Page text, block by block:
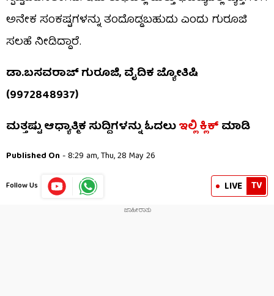
ಅನೇಕ ಸಂಕಷ್ಟಗಳನ್ನು ತಂದೊಡ್ಡಬಹುದು ಎಂದು ಗುರೂಜಿ
ಸಲಹೆ ನೀಡಿದ್ದಾರೆ.
ಡಾ.ಬಸವರಾಜ್ ಗುರೂಜಿ, ವೈದಿಕ ಜ್ಯೋತಿಷಿ
(9972848937)
ಮತ್ತಷ್ಟು ಆಧ್ಯಾತ್ಮಿಕ ಸುದ್ದಿಗಳನ್ನು ಓದಲುಇಲ್ಲಿ ಕ್ಲಿಕ್ಮಾಡಿ
Published On - 8:29 am, Thu, 28 May 26
Follow Us LIVE TV